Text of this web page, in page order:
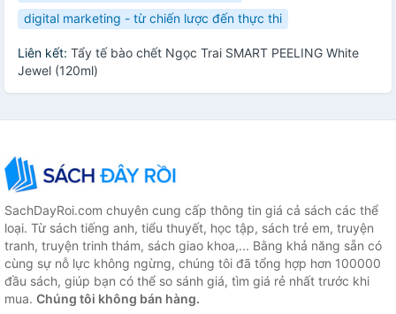
digital marketing - từ chiến lược đến thực thi
Liên kết: Tẩy tế bào chết Ngọc Trai SMART PEELING White
Jewel (120ml)
SachDayRoi.com chuyên cung cấp thông tin giá cả sách các thể
loại. Từ sách tiếng anh, tiểu thuyết, học tập, sách trẻ em, truyện
tranh, truyện trinh thám, sách giao khoa,... Bằng khả năng sẵn có
cùng sự nỗ lực không ngừng, chúng tôi đã tổng hợp hơn 100000
đầu sách, giúp bạn có thể so sánh giá, tìm giá rẻ nhất trước khi
mua. Chúng tôi không bán hàng.